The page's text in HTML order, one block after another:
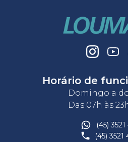
Horário de
Domingo a
Das 07h às
(45)
(45)